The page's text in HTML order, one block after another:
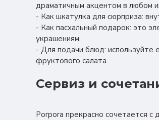
драматичным акцентом в любом
- Как шкатулка для сюрприза:
- Как пасхальный подарок: это
украшениям.
- Для подачи блюд: используйте
фруктового салата.
Сервиз и
Porpora прекрасно сочетается с